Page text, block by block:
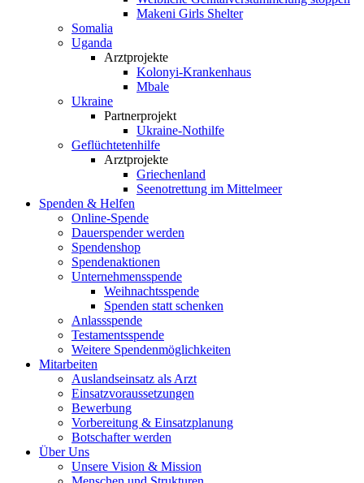
Makeni Girls Shelter
Somalia
Uganda
Arztprojekte
Kolonyi-Krankenhaus
Mbale
Ukraine
Partnerprojekt
Ukraine-Nothilfe
Geflüchtetenhilfe
Arztprojekte
Griechenland
Seenotrettung im Mittelmeer
Spenden & Helfen
Online-Spende
Dauerspender werden
Spendenshop
Spendenaktionen
Unternehmens­spende
Weihnachtsspende
Spenden statt schenken
Anlassspende
Testamentsspende
Weitere Spenden­möglichkeiten
Mitarbeiten
Auslandseinsatz als Arzt
Einsatzvoraussetzungen
Bewerbung
Vorbereitung & Einsatzplanung
Botschafter werden
Über Uns
Unsere Vision & Mission